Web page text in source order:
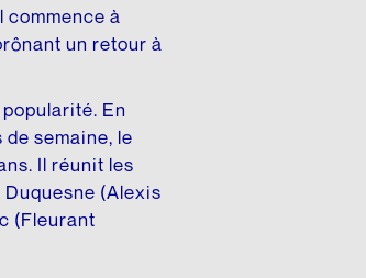
à
un retour à
En
semaine, le
Il réunit les
(Alexis
(Fleurant